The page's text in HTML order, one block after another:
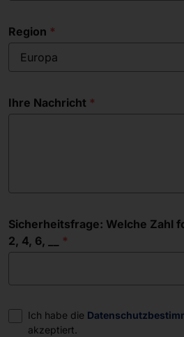
Region
Europa
Ihre Nachricht
Sicherheitsfrage: Welche Zahl
2, 4, 6, __
Einwilligung
Ich habe die
akzeptiert.